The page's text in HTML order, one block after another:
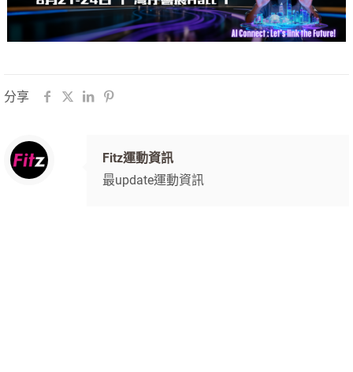
分享
Fitz運動資訊
最update運動資訊